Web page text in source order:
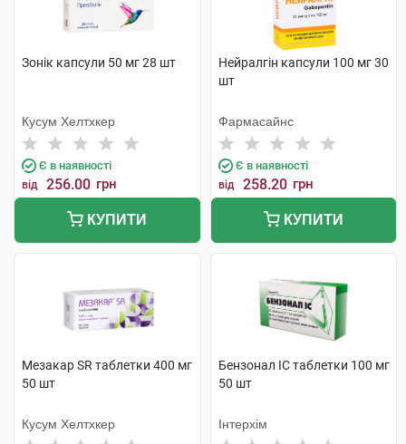
Зонік капсули 50 мг 28 шт
Кусум Хелтхкер
Є в наявності
від 256.00 грн
КУПИТИ
Нейралгін капсули 100 мг 30
шт
Фармасайнс
Є в наявності
від 258.20 грн
КУПИТИ
Мезакар SR таблетки 400 мг
50 шт
Кусум Хелтхкер
Бензонал IC таблетки 100 мг
50 шт
Інтерхім